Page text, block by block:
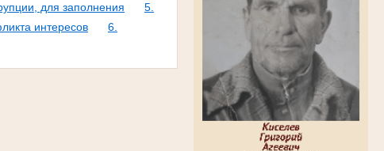
для заполнения
5.
интересов
6.